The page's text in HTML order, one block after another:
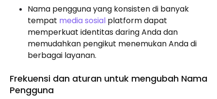
Nama pengguna yang konsisten di banyak
tempat media sosial platform dapat
memperkuat identitas daring Anda dan
memudahkan pengikut menemukan Anda di
berbagai layanan.
Frekuensi dan aturan untuk mengubah Nama
Pengguna